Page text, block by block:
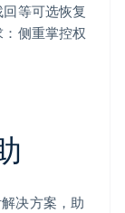
等可选恢复
侧重掌控权
决方案，助